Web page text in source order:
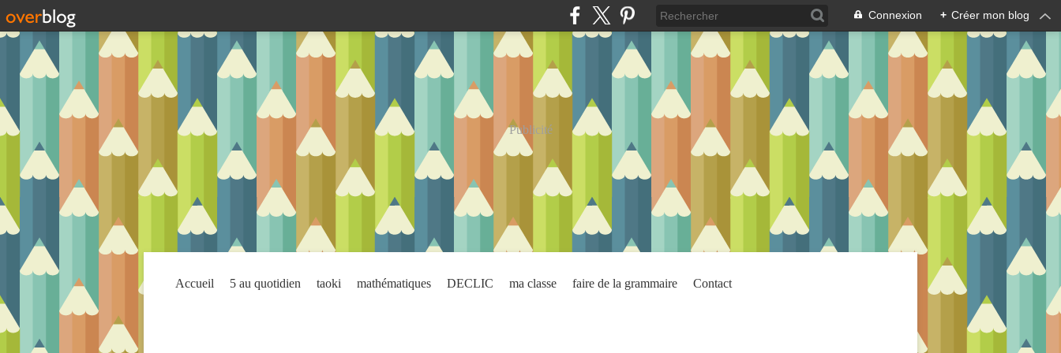
Connexion + Créer mon blog
Publicité
Accueil 5 au quotidien taoki mathématiques DECLIC ma classe faire de la grammaire Contact